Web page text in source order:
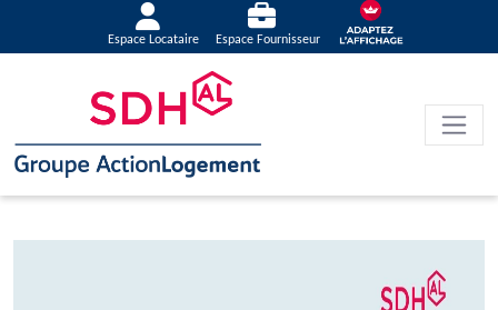
Espace Locataire Espace Fournisseur